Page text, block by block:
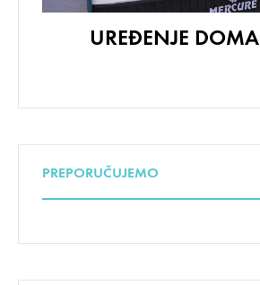
UREĐENJE DOMA
PREPORUČUJEMO